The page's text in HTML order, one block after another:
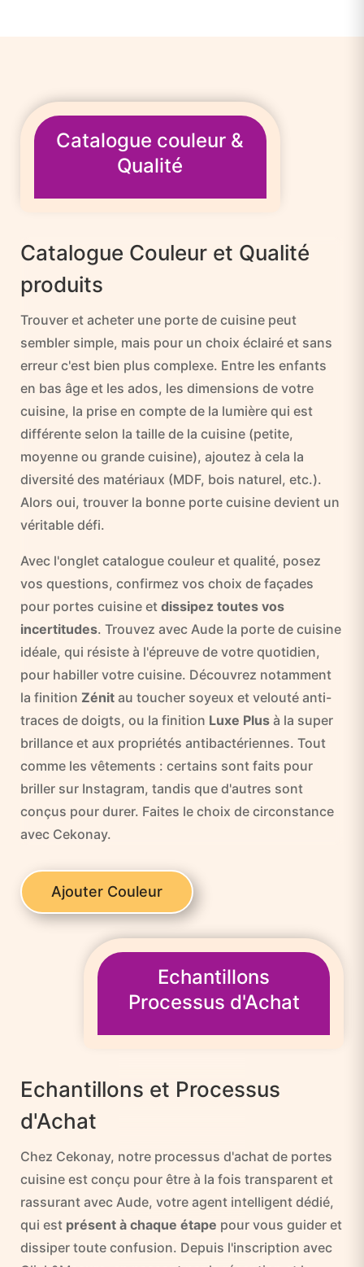
Catalogue couleur &
Qualité
Catalogue Couleur et Qualité
produits
Trouver et acheter une porte de cuisine peut
sembler simple, mais pour un choix éclairé et sans
erreur c'est bien plus complexe. Entre les enfants
en bas âge et les ados, les dimensions de votre
cuisine, la prise en compte de la lumière qui est
différente selon la taille de la cuisine (petite,
moyenne ou grande cuisine), ajoutez à cela la
diversité des matériaux (MDF, bois naturel, etc.).
Alors oui, trouver la bonne porte cuisine devient un
véritable défi.
Avec l'onglet catalogue couleur et qualité, posez
vos questions, confirmez vos choix de façades
pour portes cuisine et dissipez toutes vos
incertitudes. Trouvez avec Aude la porte de cuisine
idéale, qui résiste à l'épreuve de votre quotidien,
pour habiller votre cuisine. Découvrez notamment
la finition Zénitau toucher soyeux et velouté anti-
traces de doigts, ou la finition Luxe Plusà la super
brillance et aux propriétés antibactériennes. Tout
comme les vêtements : certains sont faits pour
briller sur Instagram, tandis que d'autres sont
conçus pour durer. Faites le choix de circonstance
avec Cekonay.
Ajouter Couleur
Echantillons
Processus d'Achat
Echantillons et Processus
d'Achat
Chez Cekonay, notre processus d'achat de portes
cuisine est conçu pour être à la fois transparent et
rassurant avec Aude, votre agent intelligent dédié,
qui est présent à chaque étape pour vous guider et
dissiper toute confusion. Depuis l'inscription avec